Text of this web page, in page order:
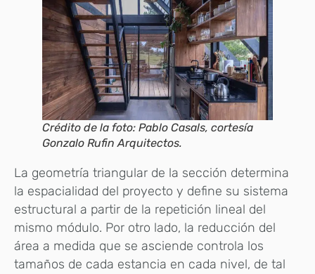
Crédito de la foto: Pablo Casals, cortesía
Gonzalo Rufin Arquitectos.
La geometría triangular de la sección determina
la espacialidad del proyecto y define su sistema
estructural a partir de la repetición lineal del
mismo módulo. Por otro lado, la reducción del
área a medida que se asciende controla los
tamaños de cada estancia en cada nivel, de tal